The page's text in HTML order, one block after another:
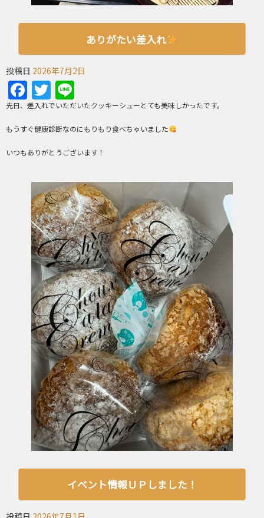
ありがたい差入れ
投稿日 2026年7月2日
Facebook
Twitter
先日、差入れでいただいたクッキーシューとても美味しかったです。
もうすぐ健康診断なのにもりもり食べちゃいました
いつもありがとうございます！
イベント情報ＵＰしました！